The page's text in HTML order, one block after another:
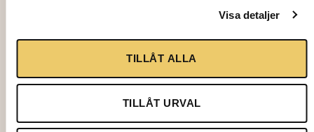
Visa detaljer
TILLÅT ALLA
TILLÅT URVAL